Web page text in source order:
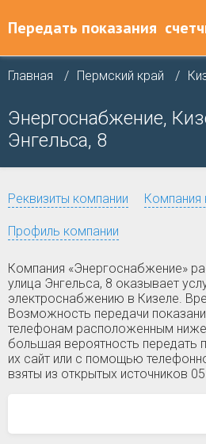
Передать показания
Главная Пермский край
Энергоснабжение,
Энгельса, 8
Реквизиты компании Компания
Профиль компании
Компания «Энергоснабжение»
улица Энгельса, 8 оказывает
электроснабжению в Кизеле.
Возможность передачи
телефонам расположенным ниже
большая вероятность передать
их сайт или с помощью
взяты из открытых источников